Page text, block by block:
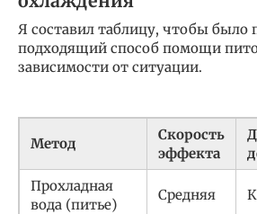
Я составил таблицу, чтобы было
подходящий способ помощи
зависимости от ситуации.
Метод
Скорость
эффекта
Прохладная
вода (питье)
Средняя